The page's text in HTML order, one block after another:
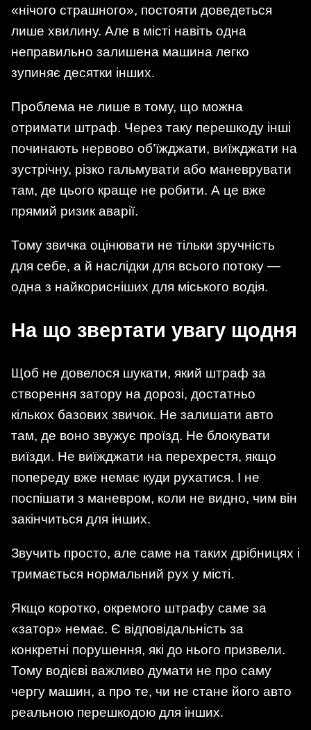
«нічого страшного», постояти доведеться
лише хвилину. Але в місті навіть одна
неправильно залишена машина легко
зупиняє десятки інших.
Проблема не лише в тому, що можна
отримати штраф. Через таку перешкоду інші
починають нервово об’їжджати, виїжджати на
зустрічну, різко гальмувати або маневрувати
там, де цього краще не робити. А це вже
прямий ризик аварії.
Тому звичка оцінювати не тільки зручність
для себе, а й наслідки для всього потоку —
одна з найкорисніших для міського водія.
На що звертати увагу щодня
Щоб не довелося шукати, який штраф за
створення затору на дорозі, достатньо
кількох базових звичок. Не залишати авто
там, де воно звужує проїзд. Не блокувати
виїзди. Не виїжджати на перехрестя, якщо
попереду вже немає куди рухатися. І не
поспішати з маневром, коли не видно, чим він
закінчиться для інших.
Звучить просто, але саме на таких дрібницях і
тримається нормальний рух у місті.
Якщо коротко, окремого штрафу саме за
«затор» немає. Є відповідальність за
конкретні порушення, які до нього призвели.
Тому водієві важливо думати не про саму
чергу машин, а про те, чи не стане його авто
реальною перешкодою для інших.